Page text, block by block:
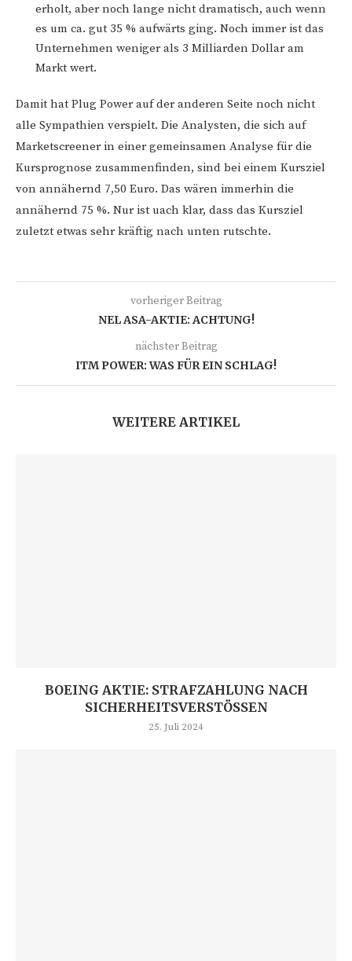
erholt, aber noch lange nicht dramatisch, auch wenn
es um ca. gut 35 % aufwärts ging. Noch immer ist das
Unternehmen weniger als 3 Milliarden Dollar am
Markt wert.
Damit hat Plug Power auf der anderen Seite noch nicht
alle Sympathien verspielt. Die Analysten, die sich auf
Marketscreener in einer gemeinsamen Analyse für die
Kursprognose zusammenfinden, sind bei einem Kursziel
von annähernd 7,50 Euro. Das wären immerhin die
annähernd 75 %. Nur ist uach klar, dass das Kursziel
zuletzt etwas sehr kräftig nach unten rutschte.
vorheriger Beitrag
NEL ASA-AKTIE: ACHTUNG!
nächster Beitrag
ITM POWER: WAS FÜR EIN SCHLAG!
WEITERE ARTIKEL
BOEING AKTIE: STRAFZAHLUNG NACH
SICHERHEITSVERSTÖSSEN
25. Juli 2024